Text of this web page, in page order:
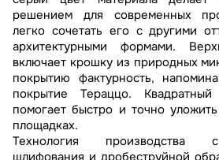
решением для современных
легко сочетать его с другими
архитектурными формами.
включает крошку из природных
покрытию фактурность,
покрытие Тераццо.
помогает быстро и точно
площадках.
Технология производства